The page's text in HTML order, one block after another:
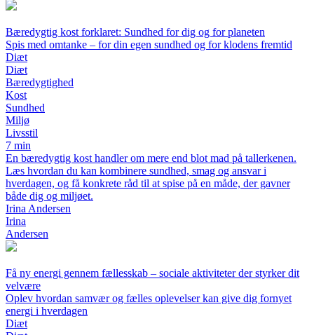
Bæredygtig kost forklaret: Sundhed for dig og for planeten
Spis med omtanke – for din egen sundhed og for klodens fremtid
Diæt
Diæt
Bæredygtighed
Kost
Sundhed
Miljø
Livsstil
7 min
En bæredygtig kost handler om mere end blot mad på tallerkenen.
Læs hvordan du kan kombinere sundhed, smag og ansvar i
hverdagen, og få konkrete råd til at spise på en måde, der gavner
både dig og miljøet.
Irina Andersen
Irina
Andersen
Få ny energi gennem fællesskab – sociale aktiviteter der styrker dit
velvære
Oplev hvordan samvær og fælles oplevelser kan give dig fornyet
energi i hverdagen
Diæt